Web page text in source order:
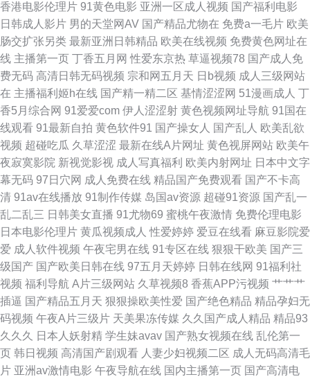
网站 国产专区欧美 色网址大全亚洲天堂 天堂色网 伪娘视频网站 日韩中文a
日韩第3页 欧美色色不卡 男女91视频 欧美性爱1区2区 欧美一级一级一级一
级 青草成人在线视频 蜜桃臀色色网 九一天堂 黄色精品九一 国产第一页 传媒
Av天堂 手机1024黄色视频 无码福利成人免费网站 午夜国产在线视频 亚洲第
一夜页 四虎国产精品一区 日韩婷婷精品在线视频 欧美一区二区蜜桃 日韩97
日韩人人乐 日韩美乳91 日韩熟妇网 日韩性爱网站 人人操人人舔国产 男人天
堂com 久久这里只有精品久久 九色吃瓜八卦91在线 欧洲精品 人人操超碰在
线 欧美久操 人人操人人爱av 欧美灌肠扩荫调教 欧美精品性爱91 狼窝福利导
航 美日韩精品卡久久 玖玖热资源 女同拉拉 人人人人人人色 日本三级com 久
久神马 九九热网 黑料AV网站在线观看 国产女生免费观看 美女逼视频 久草福
利免费在线观看 加勒比夜夜干 国产在线 国产第86页 东方影库av在线 大香蕉
香港电影伦理片 91黄色电影 亚洲一区成人视频 国产福利电影
日韩成人影片 男的天堂网AV 国产精品尤物在 免费a一毛片 欧美
肠交扩张另类 最新亚洲日韩精品 欧美在线视频 免费黄色网址在
线 主播第一页 丁香五月网 性爱东京热 草逼视频78 国产成人免
费无码 高清日韩无码视频 宗和网五月天 日b视频 成人三级网站
在 主播福利姬h在线 国产精一精二区 基情涩涩网 51漫画成人 丁
香5月综合网 91爱爱com 伊人涩涩射 黄色视频网址导航 91国在
线观看 91最新自拍 黄色软件91 国产操女人 国产乱人 欧美乱欲
视频 超碰吃瓜 久草涩涩 最新在线A片网址 黄色视屏网站 欧美午
夜寂寞影院 新视觉影视 成人写真福利 欧美内射网址 日本中文字
幕无码 97日穴网 成人免费在线 精品国产免费观看 国产不卡高
清 91av在线播放 91制作传媒 岛国av资源 超碰91资源 国产乱一
乱二乱三 日韩美女直播 91尤物69 蜜桃午夜激情 免费伦理电影
日本电影伦理片 黄瓜视频成人 性爱婷婷 爱豆在线看 麻豆影院爱
爱 成人软件视频 午夜宅男在线 91专区在线 狠狠干欧美 国产三
级国产 国产欧美日韩在线 97五月天婷婷 日韩在线网 91福利社
视频 福利导航 A片三级网站 久草视频8 香蕉APP污视频 艹艹艹
插逼 国产精品五月天 狠狠操欧美性爱 国产绝色精品 精品孕妇无
码视频 午夜A片三级片 天美果冻传媒 久久国产成人精品 精品93
久久久
日本人妖射精 学生妹avav 国产熟女视频在线 乱伦第一
页 韩日视频 高清国产剧观看 人妻少妇视频二区 成人无码高清毛
片 亚洲av激情电影 午夜导航在线 国内主播第一页 国产高清电